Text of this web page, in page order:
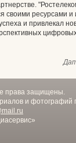
своими ресурсами
и привлекал
права защищены.
и фотографий